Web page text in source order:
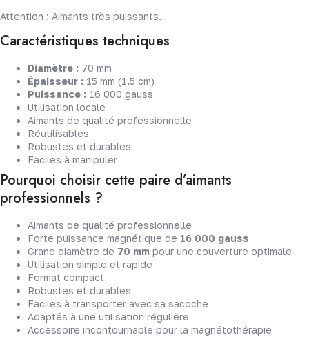
Attention : Aimants très puissants.
Caractéristiques techniques
Diamètre : 70 mm
Épaisseur : 15 mm (1,5 cm)
Puissance : 16 000 gauss
Utilisation locale
Aimants de qualité professionnelle
Réutilisables
Robustes et durables
Faciles à manipuler
Pourquoi choisir cette paire d’aimants
professionnels ?
Aimants de qualité professionnelle
Forte puissance magnétique de 16 000 gauss
Grand diamètre de 70 mm pour une couverture optimale
Utilisation simple et rapide
Format compact
Robustes et durables
Faciles à transporter avec sa sacoche
Adaptés à une utilisation régulière
Accessoire incontournable pour la magnétothérapie